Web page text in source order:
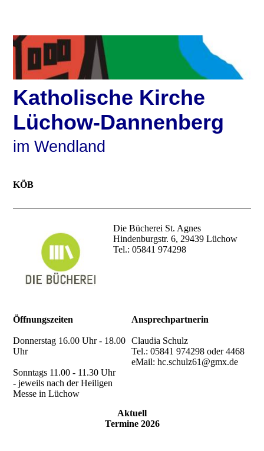
Katholische Kirche
Lüchow-Dannenberg
im Wendland
KÖB
Die Bücherei St. Agnes
Hindenburgstr. 6, 29439 Lüchow
Tel.: 05841 974298
Öffnungszeiten
Donnerstag 16.00 Uhr - 18.00
Uhr
Sonntags 11.00 - 11.30 Uhr
- jeweils nach der Heiligen
Messe in Lüchow
Ansprechpartnerin
Claudia Schulz
Tel.: 05841 974298 oder 4468
eMail: hc.schulz61@gmx.de
Aktuell
Termine 2026